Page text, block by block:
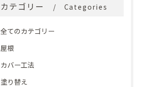
カテゴリー Categories
全てのカテゴリー
屋根
カバー工法
塗り替え